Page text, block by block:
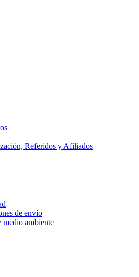
Referidos y Afiliados
de envío
ambiente